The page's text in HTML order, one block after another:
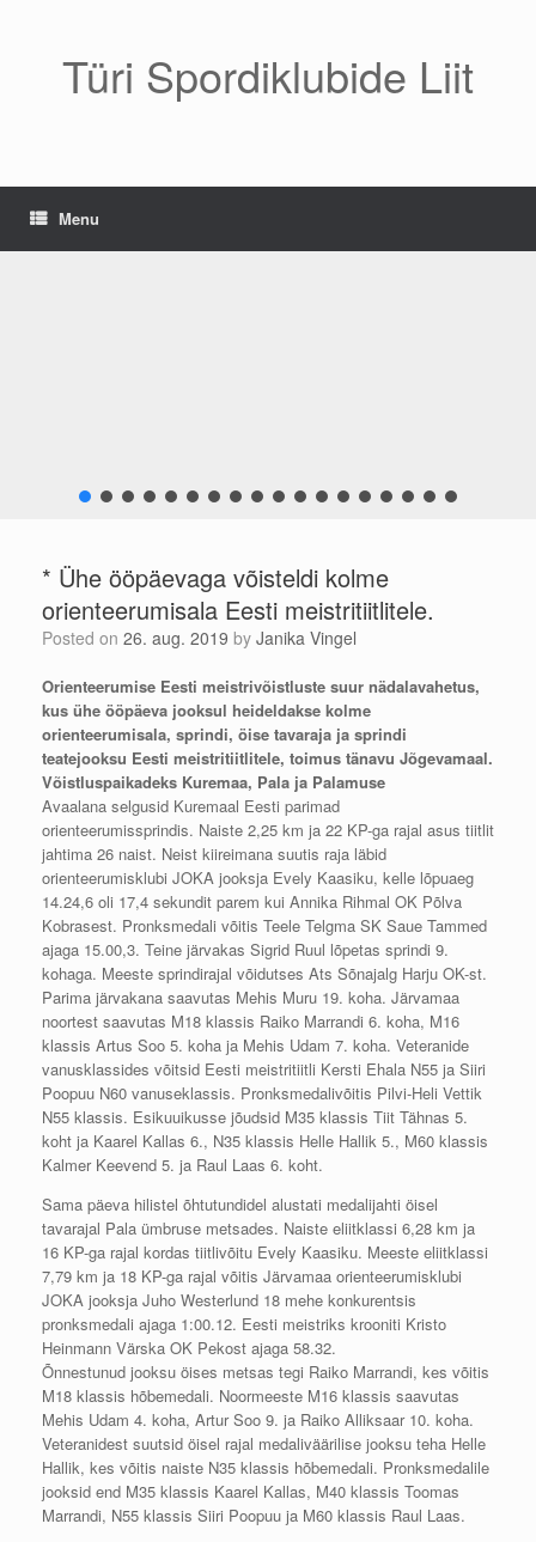
Türi Spordiklubide Liit
Menu
* Ühe ööpäevaga võisteldi kolme
orienteerumisala Eesti meistritiitlitele.
Posted on 26. aug. 2019 by Janika Vingel
Orienteerumise Eesti meistrivõistluste suur nädalavahetus,
kus ühe ööpäeva jooksul heideldakse kolme
orienteerumisala, sprindi, öise tavaraja ja sprindi
teatejooksu Eesti meistritiitlitele, toimus tänavu Jõgevamaal.
Võistluspaikadeks Kuremaa, Pala ja Palamuse
Avaalana selgusid Kuremaal Eesti parimad
orienteerumissprindis. Naiste 2,25 km ja 22 KP-ga rajal asus tiitlit
jahtima 26 naist. Neist kiireimana suutis raja läbid
orienteerumisklubi JOKA jooksja Evely Kaasiku, kelle lõpuaeg
14.24,6 oli 17,4 sekundit parem kui Annika Rihmal OK Põlva
Kobrasest. Pronksmedali võitis Teele Telgma SK Saue Tammed
ajaga 15.00,3. Teine järvakas Sigrid Ruul lõpetas sprindi 9.
kohaga. Meeste sprindirajal võidutses Ats Sõnajalg Harju OK-st.
Parima järvakana saavutas Mehis Muru 19. koha. Järvamaa
noortest saavutas M18 klassis Raiko Marrandi 6. koha, M16
klassis Artus Soo 5. koha ja Mehis Udam 7. koha. Veteranide
vanusklassides võitsid Eesti meistritiitli Kersti Ehala N55 ja Siiri
Poopuu N60 vanuseklassis. Pronksmedalivõitis Pilvi-Heli Vettik
N55 klassis. Esikuuikusse jõudsid M35 klassis Tiit Tähnas 5.
koht ja Kaarel Kallas 6., N35 klassis Helle Hallik 5., M60 klassis
Kalmer Keevend 5. ja Raul Laas 6. koht.
Sama päeva hilistel õhtutundidel alustati medalijahti öisel
tavarajal Pala ümbruse metsades. Naiste eliitklassi 6,28 km ja
16 KP-ga rajal kordas tiitlivõitu Evely Kaasiku. Meeste eliitklassi
7,79 km ja 18 KP-ga rajal võitis Järvamaa orienteerumisklubi
JOKA jooksja Juho Westerlund 18 mehe konkurentsis
pronksmedali ajaga 1:00.12. Eesti meistriks krooniti Kristo
Heinmann Värska OK Pekost ajaga 58.32.
Õnnestunud jooksu öises metsas tegi Raiko Marrandi, kes võitis
M18 klassis hõbemedali. Noormeeste M16 klassis saavutas
Mehis Udam 4. koha, Artur Soo 9. ja Raiko Alliksaar 10. koha.
Veteranidest suutsid öisel rajal medaliväärilise jooksu teha Helle
Hallik, kes võitis naiste N35 klassis hõbemedali. Pronksmedalile
jooksid end M35 klassis Kaarel Kallas, M40 klassis Toomas
Marrandi, N55 klassis Siiri Poopuu ja M60 klassis Raul Laas.